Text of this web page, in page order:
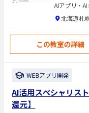
AIアプリ・
北海道札
この教室の詳細
WEBアプリ開発
AI活用スペシャリス
還元】